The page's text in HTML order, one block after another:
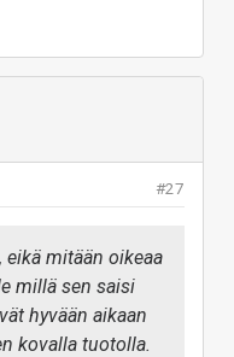
#27
mitään oikeaa
millä sen saisi
hyvään aikaan
kovalla tuotolla.